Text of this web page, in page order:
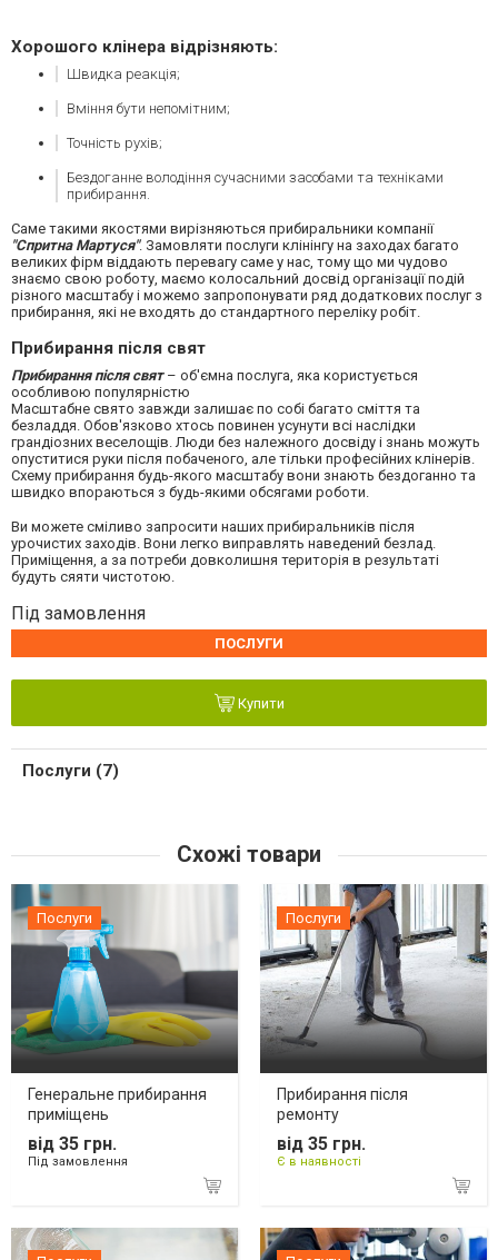
Хорошого клінера відрізняють:
Швидка реакція;
Вміння бути непомітним;
Точність рухів;
Бездоганне володіння сучасними засобами та техніками
прибирання.
Саме такими якостями вирізняються прибиральники компанії
"Спритна Мартуся". Замовляти послуги клінінгу на заходах багато
великих фірм віддають перевагу саме у нас, тому що ми чудово
знаємо свою роботу, маємо колосальний досвід організації подій
різного масштабу і можемо запропонувати ряд додаткових послуг з
прибирання, які не входять до стандартного переліку робіт.
Прибирання після свят
Прибирання після свят– об'ємна послуга, яка користується
особливою популярністю
Масштабне свято завжди залишає по собі багато сміття та
безладдя. Обов'язково хтось повинен усунути всі наслідки
грандіозних веселощів. Люди без належного досвіду і знань можуть
опуститися руки після побаченого, але тільки професійних клінерів.
Схему прибирання будь-якого масштабу вони знають бездоганно та
швидко впораються з будь-якими обсягами роботи.
Ви можете сміливо запросити наших прибиральників після
урочистих заходів. Вони легко виправлять наведений безлад.
Приміщення, а за потреби довколишня територія в результаті
будуть сяяти чистотою.
Під замовлення
ПОСЛУГИ
Купити
Послуги (7)
Схожі товари
Послуги
Генеральне прибирання
приміщень
від 35 грн.
Під замовлення
Послуги
Прибирання після
ремонту
від 35 грн.
Є в наявності